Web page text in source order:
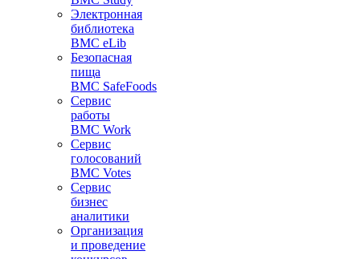
Электронная
библиотека
BMC eLib
Безопасная
пища
BMC SafeFoods
Сервис
работы
BMC Work
Сервис
голосований
BMC Votes
Сервис
бизнес
аналитики
Организация
и проведение